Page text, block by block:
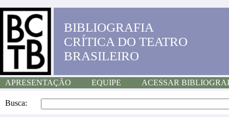
BIBLIOGRAFIA
CRÍTICA DO TEATRO
BRASILEIRO
APRESENTAÇÃO EQUIPE ACESSAR
Busca: